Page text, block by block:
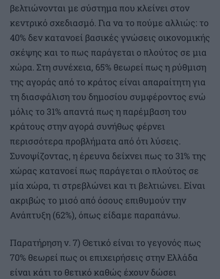
βελτιώνονται με σύστημα που κλείνει στον
κεντρικό σχεδιασμό. Για να το πούμε αλλιώς: το
40% δεν κατανοεί βασικές γνώσεις οικονομικής
σκέψης και το πως παράγεται ο πλούτος σε μια
χώρα. Στη συνέχεια, 65% θεωρεί πως η ρύθμιση
της αγοράς από το κράτος είναι απαραίτητη για
τη διασφάλιση του δημοσίου συμφέροντος ενώ
μόλις το 31% απαντά πως η παρέμβαση του
κράτους στην αγορά συνήθως φέρνει
περισσότερα προβλήματα από ότι λύσεις.
Συνοψίζοντας, η έρευνα δείχνει πως το 31% της
χώρας κατανοεί πως παράγεται ο πλούτος σε
μία χώρα, τι στρεβλώνει και τι βελτιώνει. Είναι
ακριβώς το μισό από όσους επιθυμούν την
Ανάπτυξη (62%), όπως είδαμε παραπάνω.
Παρατήρηση ν. 7) Θετικό είναι το γεγονός πως
70% θεωρεί πως οι επιχειρήσεις στην Ελλάδα
είναι κάτι το θετικό καθώς έχουν δώσει